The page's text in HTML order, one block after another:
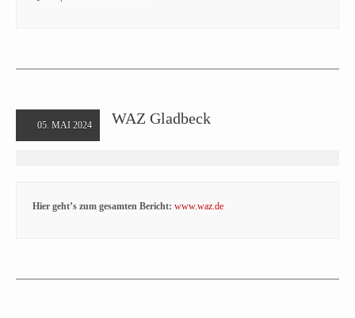
05. MAI 2024 WAZ Gladbeck
Hier geht’s zum gesamten Bericht: www.waz.de